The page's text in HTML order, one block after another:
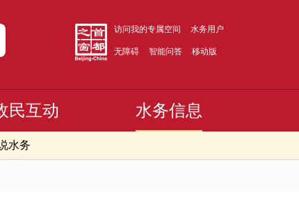
访问我的专属空间 水务用户
无障碍 智能问答 移动版
民互动 水务信息
水务